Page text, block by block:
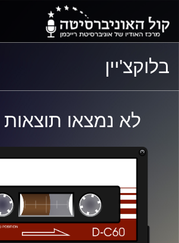
התפריט
הראשי
התוכן
הראשי
בלוקצ'יין
לא נמצאו תוצאות